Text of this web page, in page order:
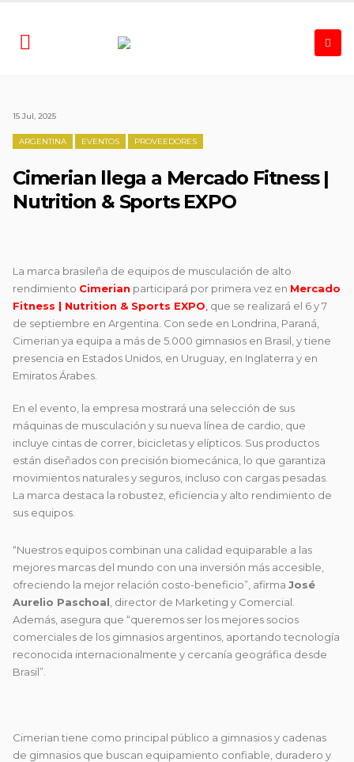
15 Jul, 2025
ARGENTINA EVENTOS PROVEEDORES
Cimerian llega a Mercado Fitness |
Nutrition & Sports EXPO
La marca brasileña de equipos de musculación de alto
rendimiento Cimerian participará por primera vez en Mercado
Fitness | Nutrition & Sports EXPO que se realizará el 6 y 7
de septiembre en Argentina. Con sede en Londrina, Paraná,
Cimerian ya equipa a más de 5.000 gimnasios en Brasil, y tiene
presencia en Estados Unidos, en Uruguay, en Inglaterra y en
Emiratos Árabes.
En el evento, la empresa mostrará una selección de sus
máquinas de musculación y su nueva línea de cardio, que
incluye cintas de correr, bicicletas y elípticos. Sus productos
están diseñados con precisión biomecánica, lo que garantiza
movimientos naturales y seguros, incluso con cargas pesadas.
La marca destaca la robustez, eficiencia y alto rendimiento de
sus equipos.
“Nuestros equipos combinan una calidad equiparable a las
mejores marcas del mundo con una inversión más accesible,
ofreciendo la mejor relación costo-beneficio”, afirma José
Aurelio Paschoal , director de Marketing y Comercial.
Además, asegura que “queremos ser los mejores socios
comerciales de los gimnasios argentinos, aportando tecnología
reconocida internacionalmente y cercanía geográfica desde
Brasil”.
Cimerian tiene como principal público a gimnasios y cadenas
de gimnasios que buscan equipamiento confiable, duradero y